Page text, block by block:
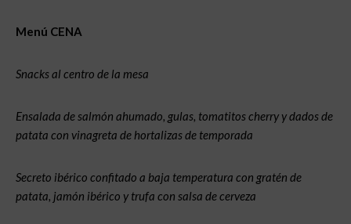
Menú CENA
Snacks al centro de la mesa
Ensalada de salmón ahumado, gulas, tomatitos cherry y dados de
patata con vinagreta de hortalizas de temporada
Secreto ibérico confitado a baja temperatura con gratén de
patata, jamón ibérico y trufa con salsa de cerveza